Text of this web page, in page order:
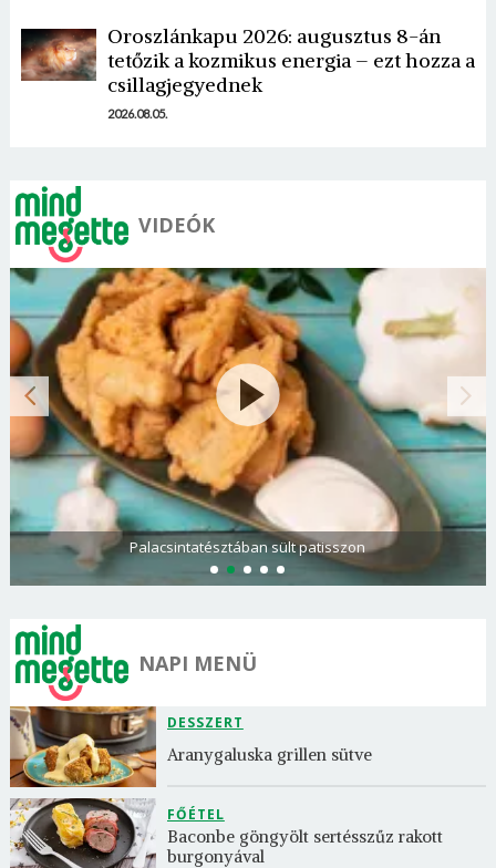
Oroszlánkapu 2026: augusztus 8-án
tetőzik a kozmikus energia – ezt hozza a
csillagjegyednek
2026.08.05.
VIDEÓK
Palacsintatésztában sült patisszon
NAPI MENÜ
DESSZERT
Aranygaluska grillen sütve
FŐÉTEL
Baconbe göngyölt sertésszűz rakott
burgonyával